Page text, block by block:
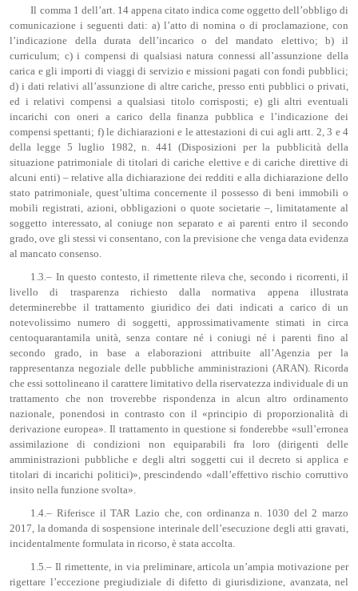
Il comma 1 dell’art. 14 appena citato indica come oggetto dell’obbligo di
comunicazione i seguenti dati: a) l’atto di nomina o di proclamazione, con
l’indicazione della durata dell’incarico o del mandato elettivo; b) il
curriculum; c) i compensi di qualsiasi natura connessi all’assunzione della
carica e gli importi di viaggi di servizio e missioni pagati con fondi pubblici;
d) i dati relativi all’assunzione di altre cariche, presso enti pubblici o privati,
ed i relativi compensi a qualsiasi titolo corrisposti; e) gli altri eventuali
incarichi con oneri a carico della finanza pubblica e l’indicazione dei
compensi spettanti; f) le dichiarazioni e le attestazioni di cui agli artt. 2, 3 e 4
della legge 5 luglio 1982, n. 441 (Disposizioni per la pubblicità della
situazione patrimoniale di titolari di cariche elettive e di cariche direttive di
alcuni enti) – relative alla dichiarazione dei redditi e alla dichiarazione dello
stato patrimoniale, quest’ultima concernente il possesso di beni immobili o
mobili registrati, azioni, obbligazioni o quote societarie –, limitatamente al
soggetto interessato, al coniuge non separato e ai parenti entro il secondo
grado, ove gli stessi vi consentano, con la previsione che venga data evidenza
al mancato consenso.
1.3.– In questo contesto, il rimettente rileva che, secondo i ricorrenti, il
livello di trasparenza richiesto dalla normativa appena illustrata
determinerebbe il trattamento giuridico dei dati indicati a carico di un
notevolissimo numero di soggetti, approssimativamente stimati in circa
centoquarantamila unità, senza contare né i coniugi né i parenti fino al
secondo grado, in base a elaborazioni attribuite all’Agenzia per la
rappresentanza negoziale delle pubbliche amministrazioni (ARAN). Ricorda
che essi sottolineano il carattere limitativo della riservatezza individuale di un
trattamento che non troverebbe rispondenza in alcun altro ordinamento
nazionale, ponendosi in contrasto con il «principio di proporzionalità di
derivazione europea». Il trattamento in questione si fonderebbe «sull’erronea
assimilazione di condizioni non equiparabili fra loro (dirigenti delle
amministrazioni pubbliche e degli altri soggetti cui il decreto si applica e
titolari di incarichi politici)», prescindendo «dall’effettivo rischio corruttivo
insito nella funzione svolta».
1.4.– Riferisce il TAR Lazio che, con ordinanza n. 1030 del 2 marzo
2017, la domanda di sospensione interinale dell’esecuzione degli atti gravati,
incidentalmente formulata in ricorso, è stata accolta.
1.5.– Il rimettente, in via preliminare, articola un’ampia motivazione per
rigettare l’eccezione pregiudiziale di difetto di giurisdizione, avanzata, nel